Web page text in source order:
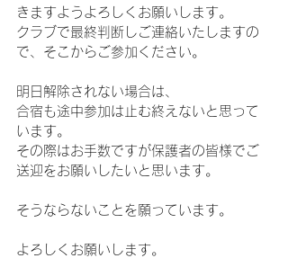
きますようよろしくお願いします。
クラブで最終判断しご連絡いたしますの
で、そこからご参加ください。
明日解除されない場合は、
合宿も途中参加は止む終えないと思って
います。
その際はお手数ですが保護者の皆様でご
送迎をお願いしたいと思います。
そうならないことを願っています。
よろしくお願いします。